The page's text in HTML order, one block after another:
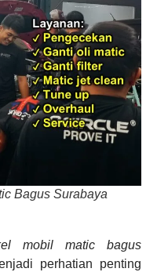
Bagus Surabaya
mobil matic bagus
perhatian penting